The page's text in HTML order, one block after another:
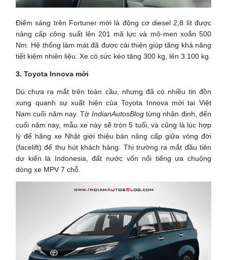
Điểm sáng trên Fortuner mới là động cơ diesel 2,8 lít được
nâng cấp công suất lên 201 mã lực và mô-men xoắn 500
Nm. Hệ thống làm mát đã được cải thiện giúp tăng khả năng
tiết kiệm nhiên liệu. Xe có sức kéo tăng 300 kg, lên 3.100 kg.
3. Toyota Innova mới
Dù chưa ra mắt trên toàn cầu, nhưng đã có nhiều tin đồn
xung quanh sự xuất hiện của Toyota Innova mới tại Việt
Nam cuối năm nay. Tờ IndianAutosBlogtừng nhận định, đến
cuối năm nay, mẫu xe này sẽ tròn 5 tuổi, và cũng là lúc hợp
lý để hãng xe Nhật giới thiệu bản nâng cấp giữa vòng đời
(facelift) để thu hút khách hàng. Thị trường ra mắt đầu tiên
dự kiến là Indonesia, đất nước vốn nổi tiếng ưa chuộng
dòng xe MPV 7 chỗ.